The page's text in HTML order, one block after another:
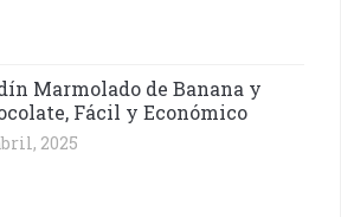
Marmolado de Banana y
Fácil y Económico
2025